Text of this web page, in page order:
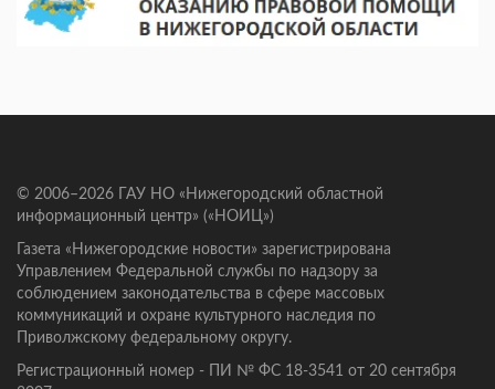
© 2006–2026 ГАУ НО «Нижегородский областной
информационный центр» («НОИЦ»)
Газета «Нижегородские новости» зарегистрирована
Управлением Федеральной службы по надзору за
соблюдением законодательства в сфере массовых
коммуникаций и охране культурного наследия по
Приволжскому федеральному округу.
Регистрационный номер - ПИ № ФС 18-3541 от 20 сентября